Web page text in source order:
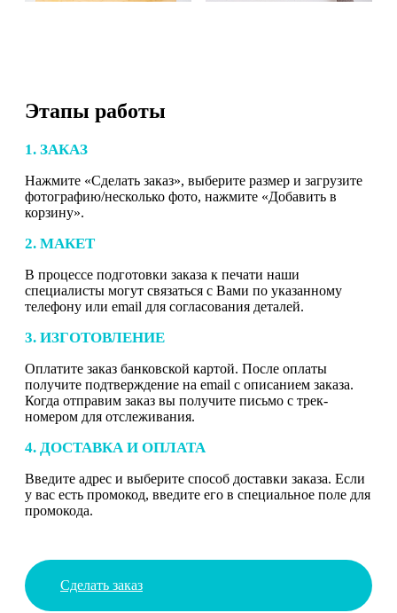
Этапы работы
1. ЗАКАЗ
Нажмите «Сделать заказ», выберите размер и загрузите
фотографию/несколько фото, нажмите «Добавить в
корзину».
2. МАКЕТ
В процессе подготовки заказа к печати наши
специалисты могут связаться с Вами по указанному
телефону или email для согласования деталей.
3. ИЗГОТОВЛЕНИЕ
Оплатите заказ банковской картой. После оплаты
получите подтверждение на email с описанием заказа.
Когда отправим заказ вы получите письмо с трек-
номером для отслеживания.
4. ДОСТАВКА И ОПЛАТА
Введите адрес и выберите способ доставки заказа. Если
у вас есть промокод, введите его в специальное поле для
промокода.
Сделать заказ